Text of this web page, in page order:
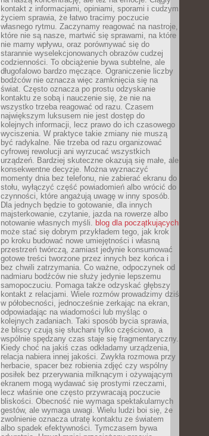
kontakt z informacjami, opiniami, sporami i cudzym
życiem sprawia, że łatwo tracimy poczucie
własnego rytmu. Zaczynamy reagować na nastroje,
które nie są nasze, martwić się sprawami, na które
nie mamy wpływu, oraz porównywać się do
starannie wyselekcjonowanych obrazów cudzej
codzienności. To obciążenie bywa subtelne, ale
długofalowo bardzo męczące. Ograniczenie liczby
bodźców nie oznacza więc zamknięcia się na
świat. Często oznacza po prostu odzyskanie
kontaktu ze sobą i nauczenie się, że nie na
wszystko trzeba reagować od razu. Czasem
największym luksusem nie jest dostęp do
kolejnych informacji, lecz prawo do ich czasowego
wyciszenia. W praktyce takie zmiany nie muszą
być radykalne. Nie trzeba od razu organizować
cyfrowej rewolucji ani wyrzucać wszystkich
urządzeń. Bardziej skuteczne okazują się małe, ale
konsekwentne decyzje. Można wyznaczyć
momenty dnia bez telefonu, nie zabierać ekranu do
stołu, wyłączyć część powiadomień albo wrócić do
czynności, które angażują uwagę w inny sposób.
Dla jednych będzie to gotowanie, dla innych
majsterkowanie, czytanie, jazda na rowerze albo
notowanie własnych myśli. blog dla początkujących
może stać się dobrym przykładem tego, jak krok
po kroku budować nowe umiejętności i własną
przestrzeń twórczą, zamiast jedynie konsumować
gotowe treści tworzone przez innych bez końca i
bez chwili zatrzymania. Co ważne, odpoczynek od
nadmiaru bodźców nie służy jedynie lepszemu
samopoczuciu. Pomaga także odzyskać głębszy
kontakt z relacjami. Wiele rozmów prowadzimy dziś
w półobecności, jednocześnie zerkając na ekran,
odpowiadając na wiadomości lub myśląc o
kolejnych zadaniach. Taki sposób bycia sprawia,
że bliscy czują się słuchani tylko częściowo, a
wspólnie spędzany czas staje się fragmentaryczny.
Kiedy choć na jakiś czas odkładamy urządzenia,
relacja nabiera innej jakości. Zwykła rozmowa przy
herbacie, spacer bez robienia zdjęć czy wspólny
posiłek bez przerywania milknącym i ożywającym
ekranem mogą wydawać się prostymi rzeczami,
lecz właśnie one często przywracają poczucie
bliskości. Obecność nie wymaga spektakularnych
gestów, ale wymaga uwagi. Wielu ludzi boi się, że
zwolnienie oznacza utratę kontaktu ze światem
albo spadek efektywności. Tymczasem bywa